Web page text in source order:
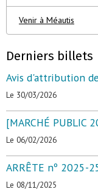
Venir à Méautis
Derniers billets
Avis d'attribution
Le 30/03/2026
[MARCHÉ PUBLIC
Le 06/02/2026
ARRÊTE nº 2025-
Le 08/11/2025